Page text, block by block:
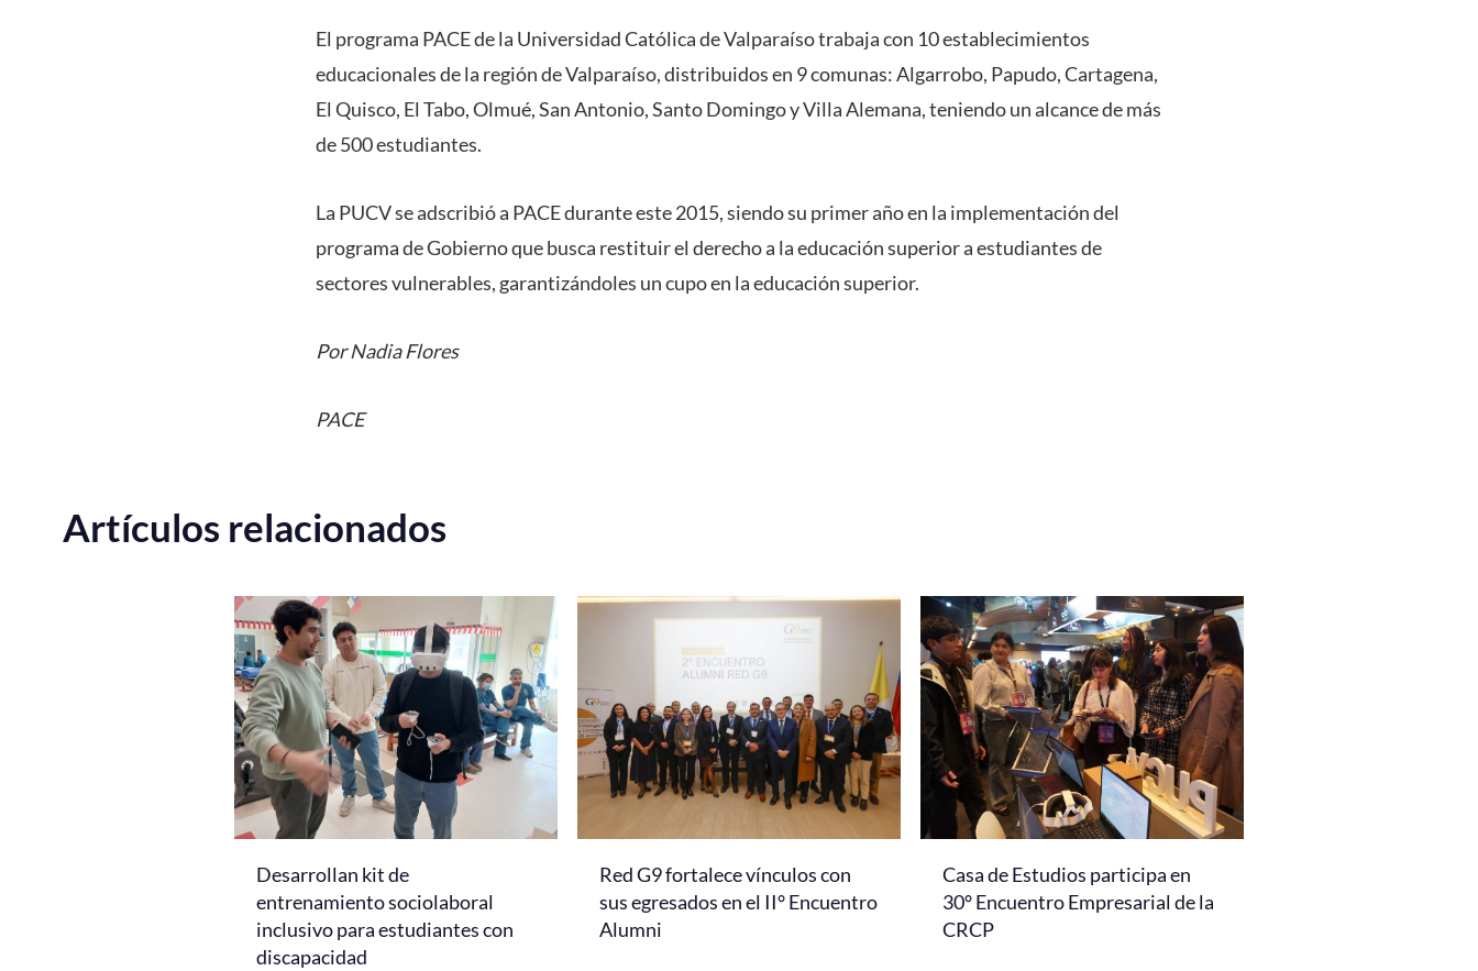
El programa PACE de la Universidad Católica de Valparaíso trabaja con 10 establecimientos
educacionales de la región de Valparaíso, distribuidos en 9 comunas: Algarrobo, Papudo, Cartagena,
El Quisco, El Tabo, Olmué, San Antonio, Santo Domingo y Villa Alemana, teniendo un alcance de más
de 500 estudiantes.
La PUCV se adscribió a PACE durante este 2015, siendo su primer año en la implementación del
programa de Gobierno que busca restituir el derecho a la educación superior a estudiantes de
sectores vulnerables, garantizándoles un cupo en la educación superior.
Por Nadia Flores
PACE
Artículos relacionados
Desarrollan kit de
entrenamiento sociolaboral
inclusivo para estudiantes con
discapacidad
Red G9 fortalece vínculos con
sus egresados en el II° Encuentro
Alumni
Casa de Estudios participa en
30° Encuentro Empresarial de la
CRCP